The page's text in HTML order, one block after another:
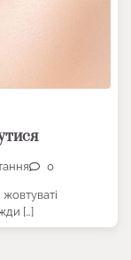
0
жовтуваті
[…]